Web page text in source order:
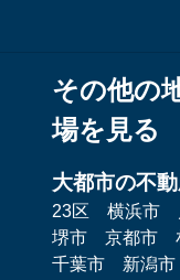
その他の
場を見る
大都市の不
23区 横浜市
堺市
京都市
千葉市
新潟市